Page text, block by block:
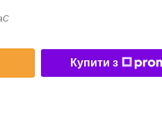
Купити з